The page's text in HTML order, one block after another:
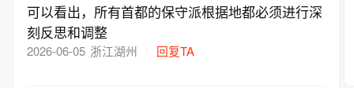
可以看出，所有首都的保守派根据地都必须进行深
刻反思和调整
2026-06-05 浙江湖州 回复TA